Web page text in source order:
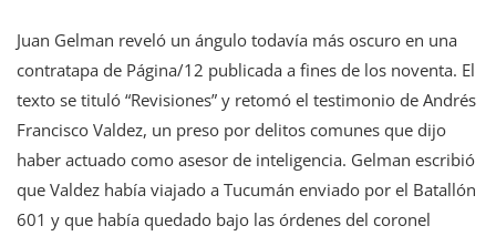
Juan Gelman reveló un ángulo todavía más oscuro en una
contratapa de Página/12 publicada a fines de los noventa. El
texto se tituló “Revisiones” y retomó el testimonio de Andrés
Francisco Valdez, un preso por delitos comunes que dijo
haber actuado como asesor de inteligencia. Gelman escribió
que Valdez había viajado a Tucumán enviado por el Batallón
601 y que había quedado bajo las órdenes del coronel